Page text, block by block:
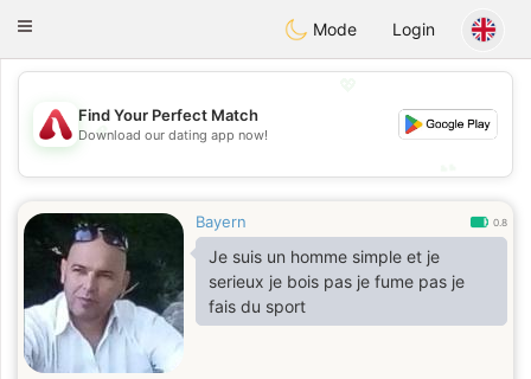
Österreich Chat
Toggle
Mode Login
💖
💕
Find Your Perfect Match
Download our dating app now!
Bayern 0.8
Je suis un homme simple et je
serieux je bois pas je fume pas je
fais du sport